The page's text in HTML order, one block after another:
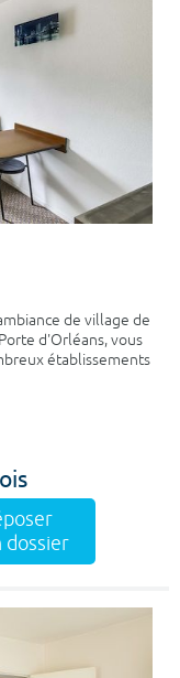
de village de
d'Orléans, vous
établissements
dossier